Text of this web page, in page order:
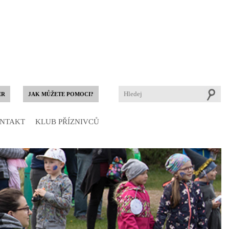
JAK MŮŽETE POMOCI?
KLUB PŘÍZNIVCŮ